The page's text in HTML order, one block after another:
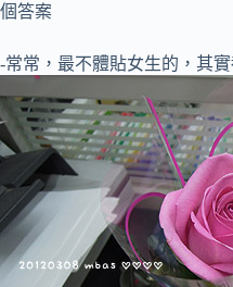
個答案
-常常，最不體貼女生的，其